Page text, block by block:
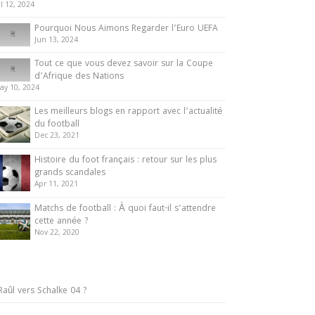
12, 2024
Pourquoi Nous Aimons Regarder l’Euro UEFA
Jun 13, 2024
Tout ce que vous devez savoir sur la Coupe
d’Afrique des Nations
10, 2024
Les meilleurs blogs en rapport avec l’actualité
du football
Dec 23, 2021
Histoire du foot français : retour sur les plus
grands scandales
Apr 11, 2021
Matchs de football : À quoi faut-il s’attendre
cette année ?
Nov 22, 2020
vers Schalke 04 ?